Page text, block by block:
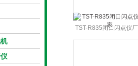
TST-R835闭口闪点仪